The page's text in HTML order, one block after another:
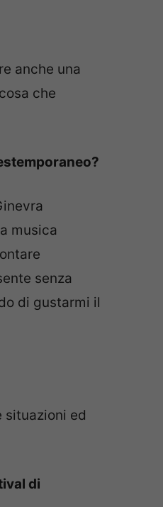
anche una
che
musica
senza
di gustarmi il
situazioni ed
di